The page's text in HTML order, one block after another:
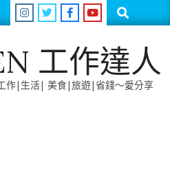
Search
工作達人
作|生活| 美食|旅遊|省錢～愛分享